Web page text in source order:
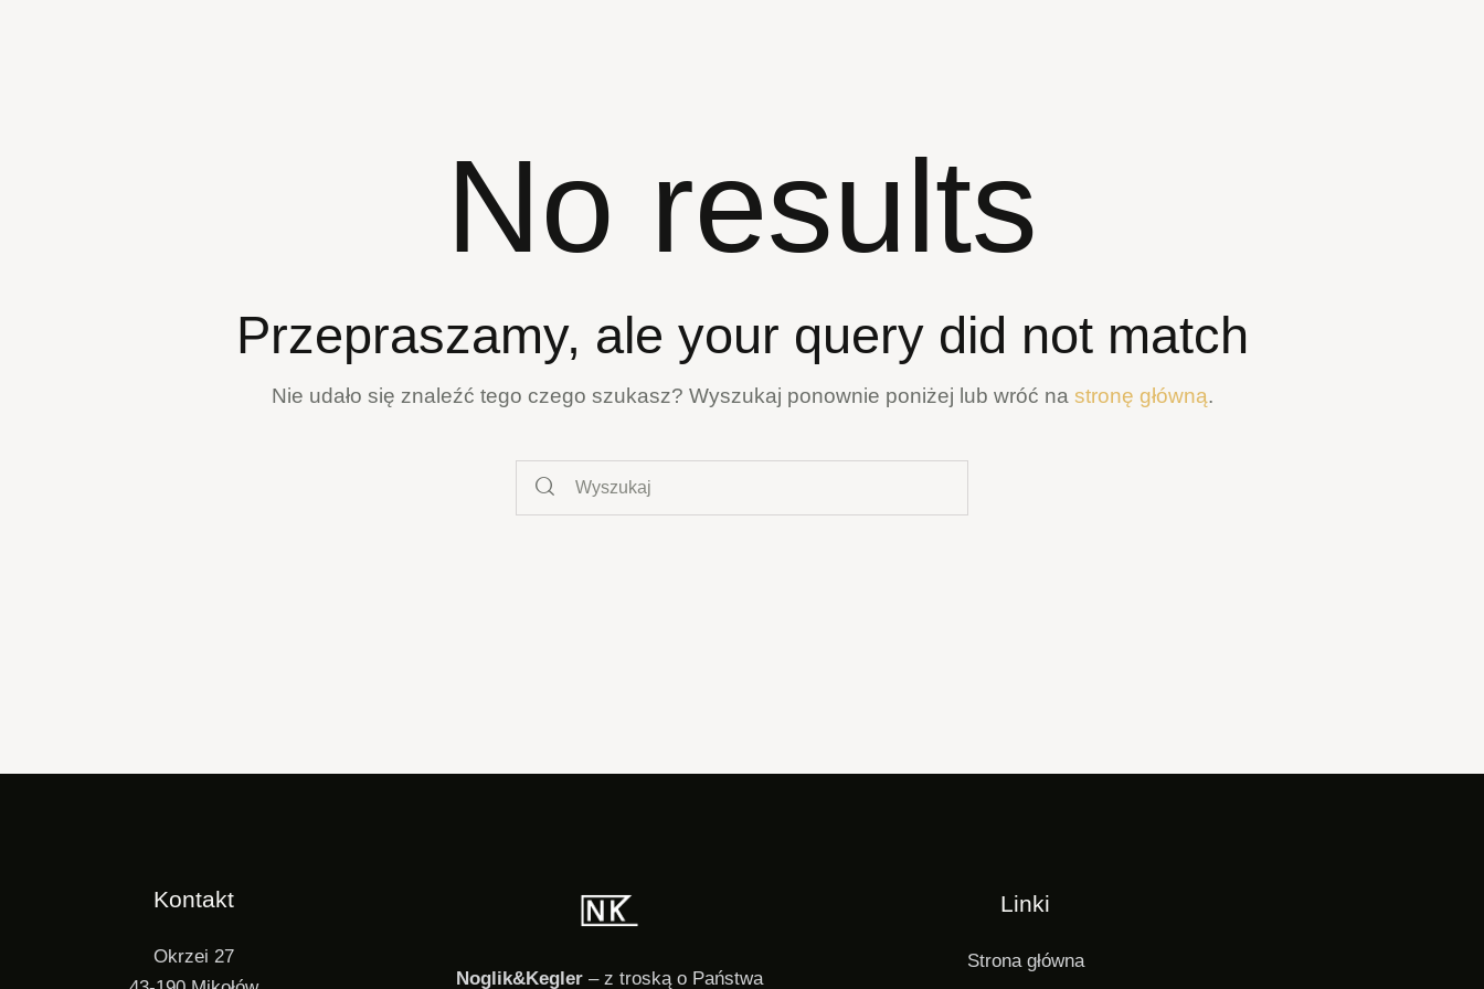
No results
Przepraszamy, ale your query did not match
Nie udało się znaleźć tego czego szukasz? Wyszukaj ponownie poniżej lub wróć na stronę główną.
Kontakt
Okrzei 27
Noglik&Kegler – z troską o Państwa
Linki
Strona główna